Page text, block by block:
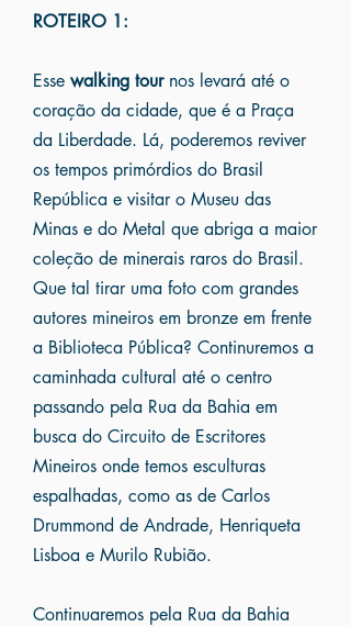
ROTEIRO 1:
Esse walking tournos levará até o
coração da cidade, que é a Praça
da Liberdade. Lá, poderemos reviver
os tempos primórdios do Brasil
República e visitar o Museu das
Minas e do Metal que abriga a maior
coleção de minerais raros do Brasil.
Que tal tirar uma foto com grandes
autores mineiros em bronze em frente
a Biblioteca Pública? Continuremos a
caminhada cultural até o centro
passando pela Rua da Bahia em
busca do Circuito de Escritores
Mineiros onde temos esculturas
espalhadas, como as de Carlos
Drummond de Andrade, Henriqueta
Lisboa e Murilo Rubião.
Continuaremos pela Rua da Bahia